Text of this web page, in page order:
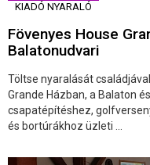
KIADÓ NYARALÓ
Fövenyes House
Balatonudvari
Töltse nyaralását
Grande Házban, a Balaton
csapatépítéshez,
és bortúrákhoz üzleti ...